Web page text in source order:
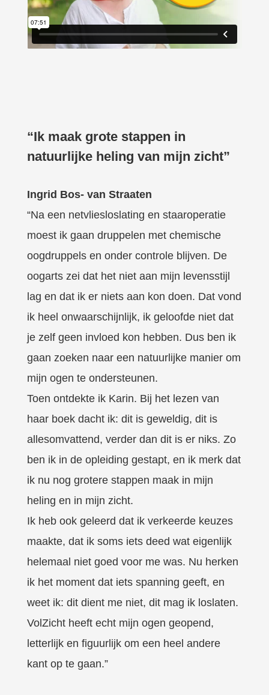
“Ik maak grote stappen in
natuurlijke heling van mijn zicht”
Ingrid Bos- van Straaten
“Na een netvliesloslating en staaroperatie
moest ik gaan druppelen met chemische
oogdruppels en onder controle blijven. De
oogarts zei dat het niet aan mijn levensstijl
lag en dat ik er niets aan kon doen. Dat vond
ik heel onwaarschijnlijk, ik geloofde niet dat
je zelf geen invloed kon hebben. Dus ben ik
gaan zoeken naar een natuurlijke manier om
mijn ogen te ondersteunen.
Toen ontdekte ik Karin. Bij het lezen van
haar boek dacht ik: dit is geweldig, dit is
allesomvattend, verder dan dit is er niks. Zo
ben ik in de opleiding gestapt, en ik merk dat
ik nu nog grotere stappen maak in mijn
heling en in mijn zicht.
Ik heb ook geleerd dat ik verkeerde keuzes
maakte, dat ik soms iets deed wat eigenlijk
helemaal niet goed voor me was. Nu herken
ik het moment dat iets spanning geeft, en
weet ik: dit dient me niet, dit mag ik loslaten.
VolZicht heeft echt mijn ogen geopend,
letterlijk en figuurlijk om een heel andere
kant op te gaan.”